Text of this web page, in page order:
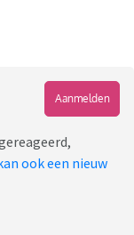
Aanmelden
ook een nieuw